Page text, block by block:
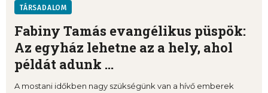
TÁRSADALOM
Fabiny Tamás evangélikus püspök:
Az egyház lehetne az a hely, ahol
példát adunk ...
A mostani időkben nagy szükségünk van a hívő emberek